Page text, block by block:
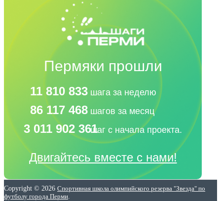
Пермяки прошли
11 810 833 шага за неделю
86 117 468 шагов за месяц
3 011 902 361шаг с начала проекта.
Двигайтесь вместе с нами!
Copyright © 2026 Спортивная школа олимпийского резерва "Звезда" по
футболу города Перми.